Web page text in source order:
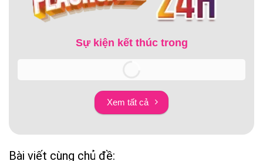
Sự kiện kết thúc trong
Xem tất cả
Bài viết cùng chủ đề: